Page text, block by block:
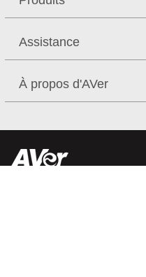
Assistance
À propos d'AVer